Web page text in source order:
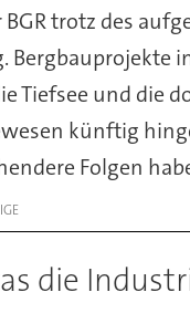
trotz des
Bergbauprojekte
Tiefsee und die
künftig
Folgen
die